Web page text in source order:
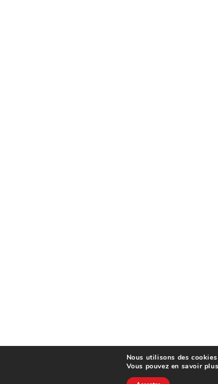
Nous utilisons des
Vous pouvez en savoir